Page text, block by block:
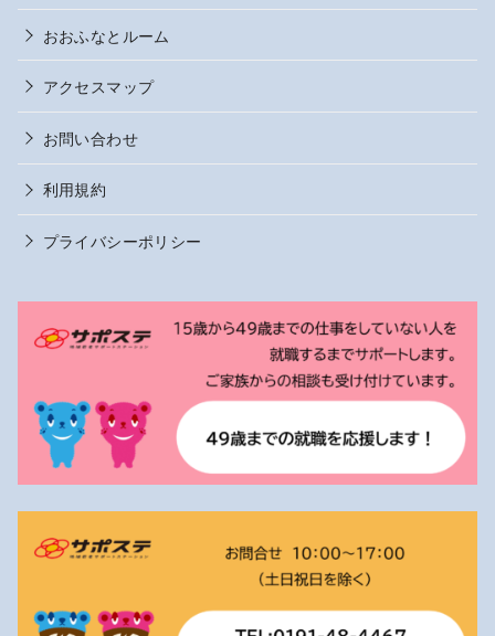
おおふなとルーム
アクセスマップ
お問い合わせ
利用規約
プライバシーポリシー